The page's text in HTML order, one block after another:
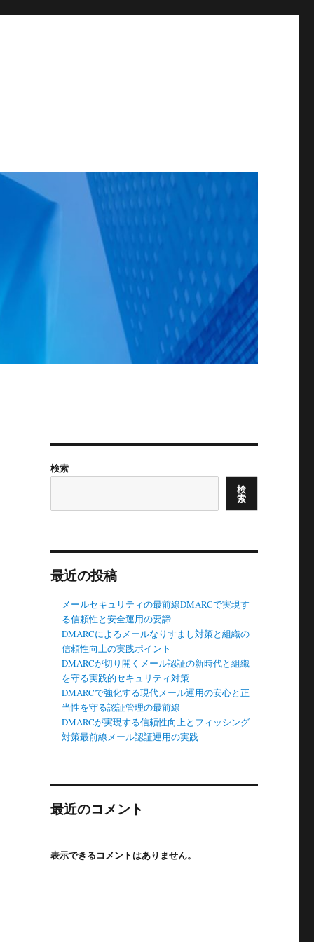
検索
検
索
最近の投稿
メールセキュリティの最前線DMARCで実現す
る信頼性と安全運用の要諦
DMARCによるメールなりすまし対策と組織の
信頼性向上の実践ポイント
DMARCが切り開くメール認証の新時代と組織
を守る実践的セキュリティ対策
DMARCで強化する現代メール運用の安心と正
当性を守る認証管理の最前線
DMARCが実現する信頼性向上とフィッシング
対策最前線メール認証運用の実践
最近のコメント
表示できるコメントはありません。